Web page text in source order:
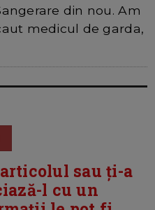
din nou. Am
medicul de garda,
sau ți-a
l cu un